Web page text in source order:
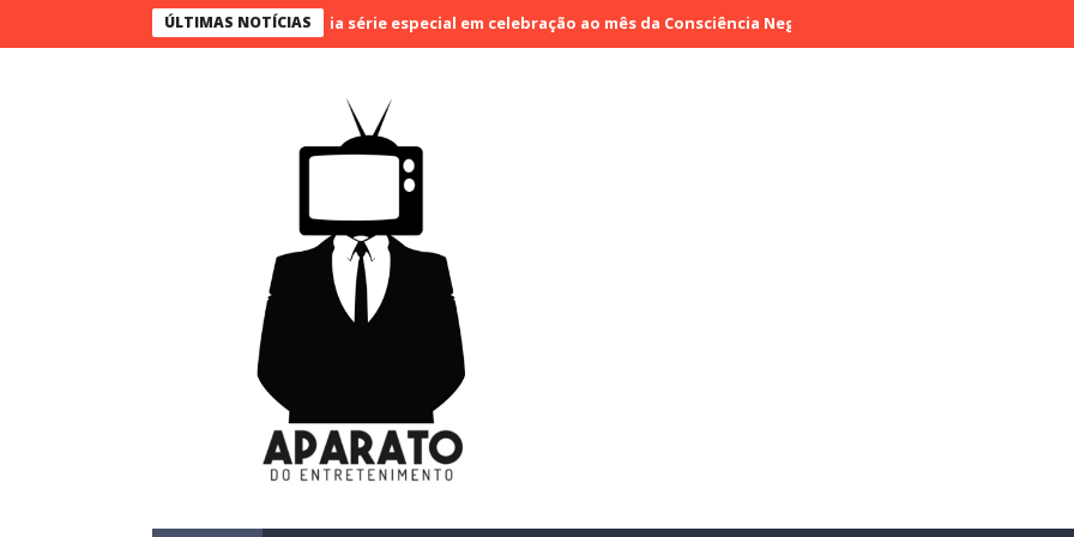
ÚLTIMAS NOTÍCIAS
Rádio Cultura Brasil estreia série especial em celebração ao mês da Consciência Negra SBT e N Sports adquirem direitos e